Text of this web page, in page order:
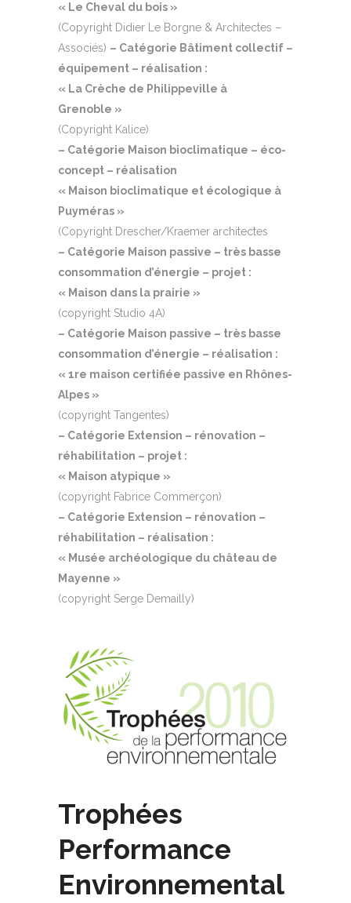
« Le Cheval du bois »
(Copyright Didier Le Borgne & Architectes –
Associés) – Catégorie Bâtiment collectif –
équipement – réalisation :
« La Crèche de Philippeville à
Grenoble »
(Copyright Kalice)
– Catégorie Maison bioclimatique – éco-
concept – réalisation
« Maison bioclimatique et écologique à
Puyméras »
(Copyright Drescher/Kraemer architectes
– Catégorie Maison passive – très basse
consommation d’énergie – projet :
« Maison dans la prairie »
(copyright Studio 4A)
– Catégorie Maison passive – très basse
consommation d’énergie – réalisation :
« 1re maison certifiée passive en Rhônes-
Alpes »
(copyright Tangentes)
– Catégorie Extension – rénovation –
réhabilitation – projet :
« Maison atypique »
(copyright Fabrice Commerçon)
– Catégorie Extension – rénovation –
réhabilitation – réalisation :
« Musée archéologique du château de
Mayenne »
(copyright Serge Demailly)
Trophées
Performance
Environnemental